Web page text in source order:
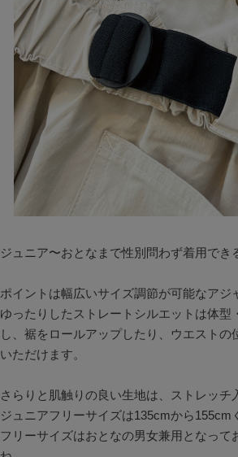
ジュニア〜おとなまで性別問わず着用で
ポイントは幅広いサイズ調節が可能なアジ
ゆったりしたストレートシルエットは体
し、裾をロールアップしたり、ウエスト
いただけます。
さらりと肌触りの良い生地は、ストレッチ
ジュニアフリーサイズは135cmから155cm
フリーサイズはおとなの男女兼用となっ